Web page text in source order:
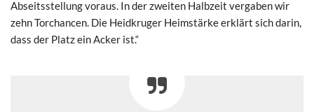
Abseitsstellung voraus. In der zweiten Halbzeit vergaben wir
zehn Torchancen. Die Heidkruger Heimstärke erklärt sich darin,
dass der Platz ein Acker ist.“